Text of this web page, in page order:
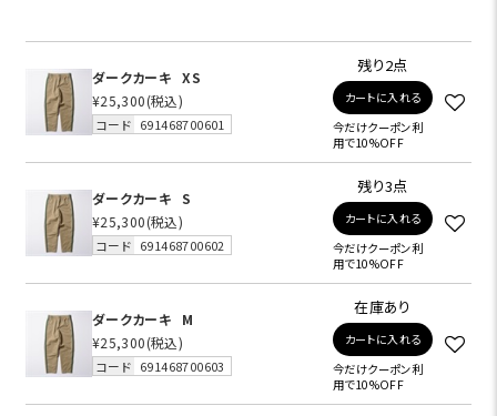
ダークカーキ
XS
¥25,300(税込)
コード 691468700601
残り2点
カートに入れる
今だけクーポン利
用で10%OFF
ダークカーキ
S
¥25,300(税込)
コード 691468700602
残り3点
カートに入れる
今だけクーポン利
用で10%OFF
ダークカーキ
M
¥25,300(税込)
コード 691468700603
在庫あり
カートに入れる
今だけクーポン利
用で10%OFF